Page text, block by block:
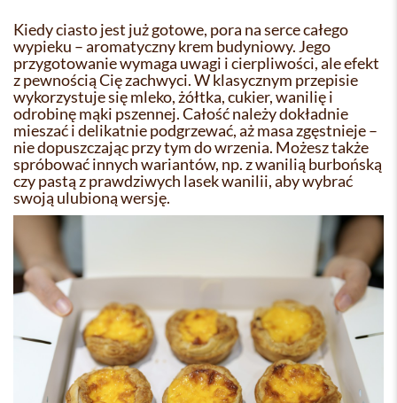
Kiedy ciasto jest już gotowe, pora na serce całego
wypieku – aromatyczny krem budyniowy. Jego
przygotowanie wymaga uwagi i cierpliwości, ale efekt
z pewnością Cię zachwyci. W klasycznym przepisie
wykorzystuje się mleko, żółtka, cukier, wanilię i
odrobinę mąki pszennej. Całość należy dokładnie
mieszać i delikatnie podgrzewać, aż masa zgęstnieje –
nie dopuszczając przy tym do wrzenia. Możesz także
spróbować innych wariantów, np. z wanilią burbońską
czy pastą z prawdziwych lasek wanilii, aby wybrać
swoją ulubioną wersję.